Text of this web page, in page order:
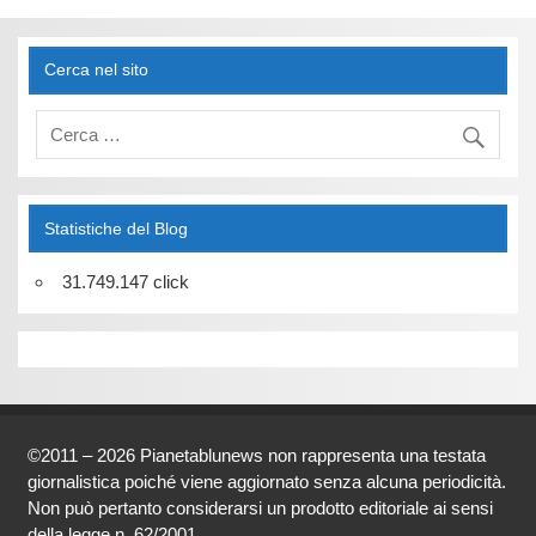
Cerca nel sito
Statistiche del Blog
31.749.147 click
©2011 – 2026 Pianetablunews non rappresenta una testata
giornalistica poiché viene aggiornato senza alcuna periodicità.
Non può pertanto considerarsi un prodotto editoriale ai sensi